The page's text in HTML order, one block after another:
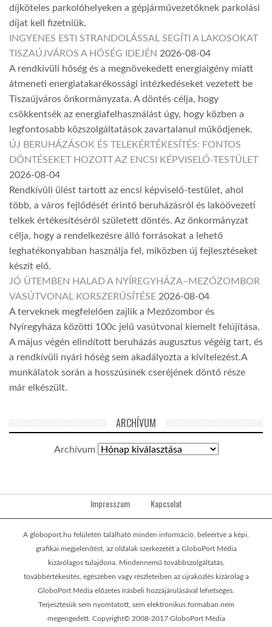
díjköteles parkolóhelyeken a gépjárművezetőknek parkolási
díjat kell fizetniük.
INGYENES ESTI STRANDOLÁSSAL SEGÍTI A LAKOSOKAT
TISZAÚJVÁROS A HŐSÉG IDEJÉN 2026-08-04
A rendkívüli hőség és a megnövekedett energiaigény miatt
átmeneti energiatakarékossági intézkedéseket vezetett be
Tiszaújváros önkormányzata. A döntés célja, hogy
csökkentsék az energiafelhasználást úgy, hogy közben a
legfontosabb közszolgáltatások zavartalanul működjenek.
ÚJ BERUHÁZÁSOK ÉS TELEKÉRTÉKESÍTÉS: FONTOS
DÖNTÉSEKET HOZOTT AZ ENCSI KÉPVISELŐ-TESTÜLET
2026-08-04
Rendkívüli ülést tartott az encsi képviselő-testület, ahol
több, a város fejlődését érintő beruházásról és lakóövezeti
telkek értékesítéséről született döntés. Az önkormányzat
célja, hogy a rendelkezésre álló forrásokat a lehető
leghatékonyabban használja fel, miközben új fejlesztéseket
készít elő.
JÓ ÜTEMBEN HALAD A NYÍREGYHÁZA–MEZŐZOMBOR
VASÚTVONAL KORSZERŰSÍTÉSE 2026-08-04
A terveknek megfelelően zajlik a Mezőzombor és
Nyíregyháza közötti 100c jelű vasútvonal kiemelt felújítása.
A május végén elindított beruházás augusztus végéig tart, és
a rendkívüli nyári hőség sem akadályozta a kivitelezést.A
munkálatok során a hosszúsínek cseréjének döntő része
már elkészült.
ARCHÍVUM
Archívum
Impresszum Kapcsolat
A globoport.hu felületén található minden információ, beleértve a képi,
grafikai megjelenítést, az oldalak szerkezetét a GloboPort Média
kizárólagos tulajdona. Mindennemű továbbszolgáltatás,
továbbértékesítés, egészében vagy részleteiben az újraközlés kizárólag a
GloboPort Média előzetes írásbeli hozzájárulásával lehetséges.
Terjesztésük sem nyomtatott, sem elektronikus formában nem
megengedett. Copyright© 2008-2017 GloboPort Média